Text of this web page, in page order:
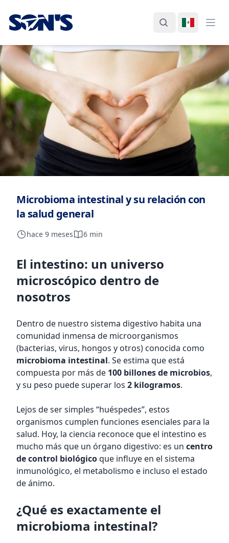
Laboratorios Química Son's
BuscarCambiar
Microbioma intestinal y su relación con
la salud general
hace 9 meses 6 min
El intestino: un universo
microscópico dentro de
nosotros
Dentro de nuestro sistema digestivo habita una
comunidad inmensa de microorganismos
(bacterias, virus, hongos y otros) conocida como
microbioma intestinal. Se estima que está
compuesta por más de 100 billones de microbios,
y su peso puede superar los 2 kilogramos.
Lejos de ser simples “huéspedes”, estos
organismos cumplen funciones esenciales para la
salud. Hoy, la ciencia reconoce que el intestino es
mucho más que un órgano digestivo: es un centro
de control biológicoque influye en el sistema
inmunológico, el metabolismo e incluso el estado
de ánimo.
¿Qué es exactamente el
microbioma intestinal?